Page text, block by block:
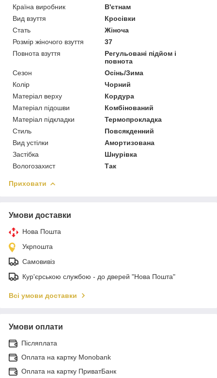
Країна виробник
В'єтнам
Вид взуття
Кросівки
Стать
Жіноча
Розмір жіночого взуття
37
Повнота взуття
Регульовані підйом і
повнота
Сезон
Осінь/Зима
Колір
Чорний
Матеріал верху
Кордура
Матеріал підошви
Комбінований
Матеріал підкладки
Термопрокладка
Стиль
Повсякденний
Вид устілки
Амортизована
Застібка
Шнурівка
Вологозахист
Так
Приховати
Умови доставки
Нова Пошта
Укрпошта
Самовивіз
Кур'єрською службою - до дверей "Нова Пошта"
Всі умови доставки
Умови оплати
Післяплата
Оплата на картку Monobank
Оплата на картку ПриватБанк